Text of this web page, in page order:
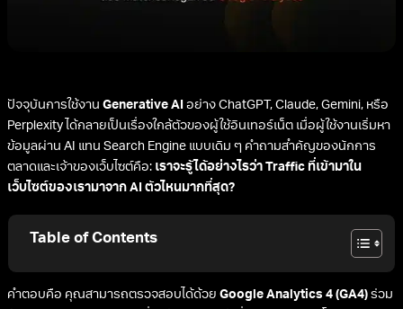
ปัจจุบันการใช้งาน Generative AI อย่าง ChatGPT, Claude, Gemini, หรือ
Perplexity ได้กลายเป็นเรื่องใกล้ตัวของผู้ใช้อินเทอร์เน็ต เมื่อผู้ใช้งานเริ่มหา
ข้อมูลผ่าน AI แทน Search Engine แบบเดิม ๆ คำถามสำคัญของนักการ
ตลาดและเจ้าของเว็บไซต์คือ: เราจะรู้ได้อย่างไรว่า Traffic ที่เข้ามาใน
เว็บไซต์ของเรามาจาก AI ตัวไหนมากที่สุด?
Table of Contents
คำตอบคือ คุณสามารถตรวจสอบได้ด้วย Google Analytics 4 (GA4) ร่วม